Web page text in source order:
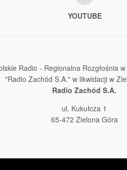
YOUTUBE
Radio - Regionalna Rozgłośnia
"Radio Zachód S.A." w likwidacji w
Radio Zachód S.A.
ul. Kukułcza 1
65-472 Zielona Góra